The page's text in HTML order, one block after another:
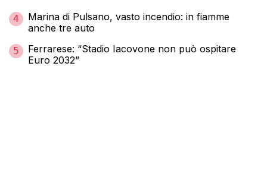
4
Marina di Pulsano, vasto incendio: in fiamme
anche tre auto
5
Ferrarese: “Stadio Iacovone non può ospitare
Euro 2032”